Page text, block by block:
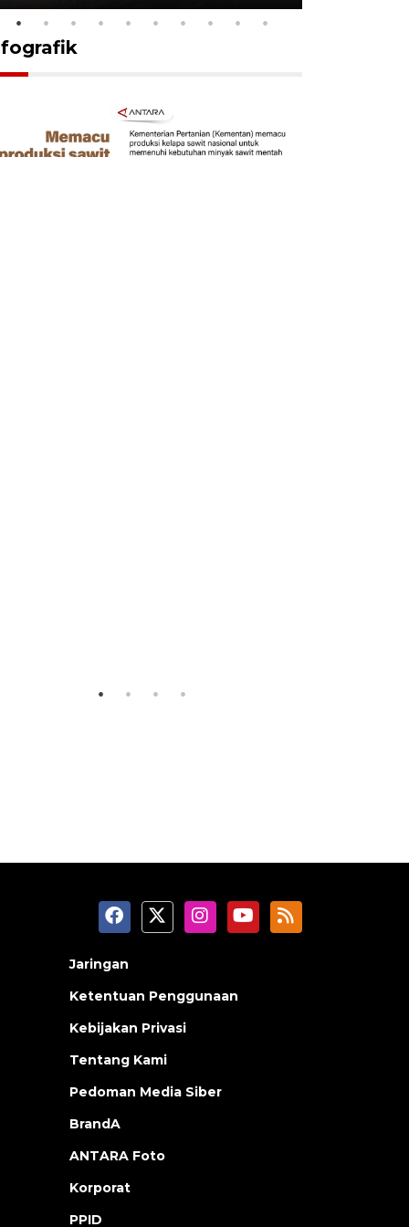
Jaringan
Ketentuan Penggunaan
Kebijakan Privasi
Tentang Kami
Pedoman Media Siber
BrandA
ANTARA Foto
Korporat
PPID